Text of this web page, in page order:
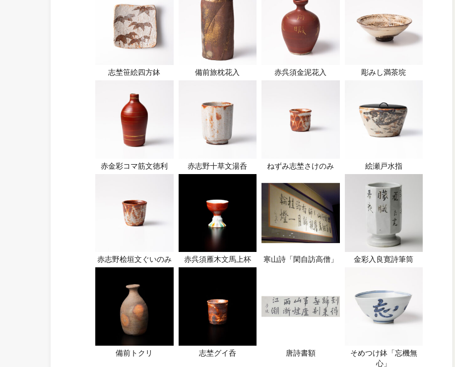
志埜笹絵四方鉢 備前旅枕花入 赤呉須金泥花入 彫みし満茶垸
赤金彩コマ筋文徳利 赤志野十草文湯呑 ねずみ志埜さけのみ 絵瀬戸水指
赤志野桧垣文ぐいのみ 赤呉須雁木文馬上杯 寒山詩「閑自訪高僧」 金彩入良寛詩筆筒
備前トクリ 志埜グイ呑 唐詩書額
そめつけ鉢「忘機無
心」